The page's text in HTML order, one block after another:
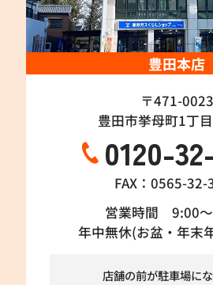
豊田本店
〒471-0023
豊田市挙母町1丁
0120-
FAX：0565-32-
営業時間 9:00
年中無休(お盆・年末
店舗の前が駐車場にな